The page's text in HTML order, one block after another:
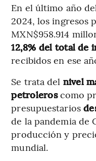
En el último año
2024, los ingresos
MXN$958.914
12,8% del total de
recibidos en ese
Se trata del nivel
petroleroscomo
presupuestarios
de la pandemia de
producción y
mundial.